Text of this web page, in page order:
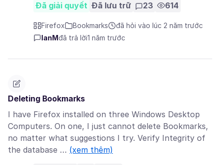
Đã giải quyết Đã lưu trữ 23 614
Firefox Bookmarks
đã hỏi vào lúc 2 năm trước
IanMđã trả lời1 năm trước
Deleting Bookmarks
I have Firefox installed on three Windows Desktop
Computers. On one, I just cannot delete Bookmarks,
no matter what suggestions I try. Verify Integrity of
the database … (xem thêm)